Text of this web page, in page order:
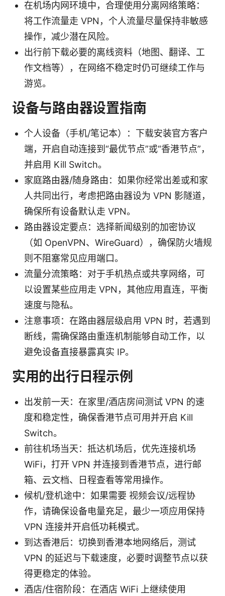
在机场内网环境中，合理使用分离网络策略：
将工作流量走 VPN，个人流量尽量保持非敏感
操作，减少潜在风险。
出行前下载必要的离线资料（地图、翻译、工
作文档等），在网络不稳定时仍可继续工作与
游览。
设备与路由器设置指南
个人设备（手机/笔记本）：下载安装官方客户
端，开启自动连接到“最优节点”或“香港节点”，
并启用 Kill Switch。
家庭路由器/随身路由：如果你经常出差或和家
人共同出行，考虑把路由器设为 VPN 影隧道，
确保所有设备默认走 VPN。
路由器设定要点：选择新闻级别的加密协议
（如 OpenVPN、WireGuard），确保防火墙规
则不阻塞常见应用端口。
流量分流策略：对于手机热点或共享网络，可
以设置某些应用走 VPN，其他应用直连，平衡
速度与隐私。
注意事项：在路由器层级启用 VPN 时，若遇到
断线，需确保路由重连机制能够自动工作，以
避免设备直接暴露真实 IP。
实用的出行日程示例
出发前一天：在家里/酒店房间测试 VPN 的速
度和稳定性，确保香港节点可用并开启 Kill
Switch。
前往机场当天：抵达机场后，优先连接机场
WiFi，打开 VPN 并连接到香港节点，进行邮
箱、云文档、日程查看等常用操作。
候机/登机途中：如果需要 视频会议/远程协
作，请确保设备电量充足，最少一项应用保持
VPN 连接并开启低功耗模式。
到达香港后：切换到香港本地网络后，测试
VPN 的延迟与下载速度，必要时调整节点以获
得更稳定的体验。
酒店/住宿阶段：在酒店 WiFi 上继续使用